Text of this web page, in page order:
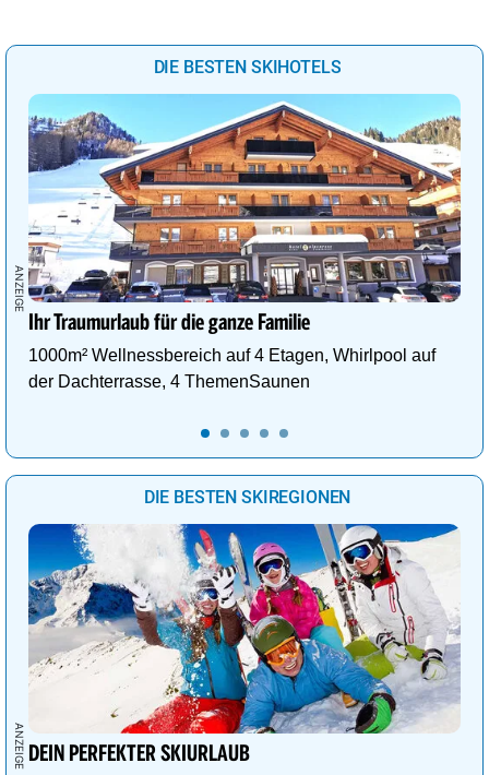
DIE BESTEN SKIHOTELS
Ihr Traumurlaub für die ganze Familie
1000m² Wellnessbereich auf 4 Etagen, Whirlpool auf
der Dachterrasse, 4 ThemenSaunen
DIE BESTEN SKIREGIONEN
DEIN PERFEKTER SKIURLAUB